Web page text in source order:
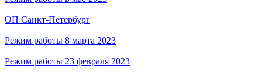
ОП Санкт-Петербург
Режим работы 8 марта 2023
Режим работы 23 февраля 2023